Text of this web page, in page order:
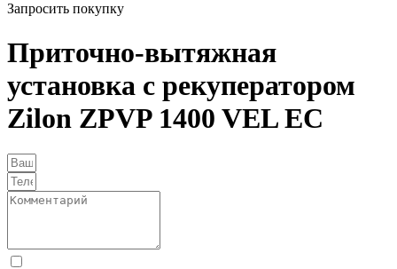
Запросить покупку
Приточно-вытяжная
установка с рекуператором
Zilon ZPVP 1400 VEL EC